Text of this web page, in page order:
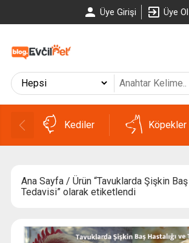
Üye Girişi Üye Ol
Kediler Köpekler
Ana Sayfa / Ürün “Tavuklarda Şişkin Baş
Tedavisi” olarak etiketlendi